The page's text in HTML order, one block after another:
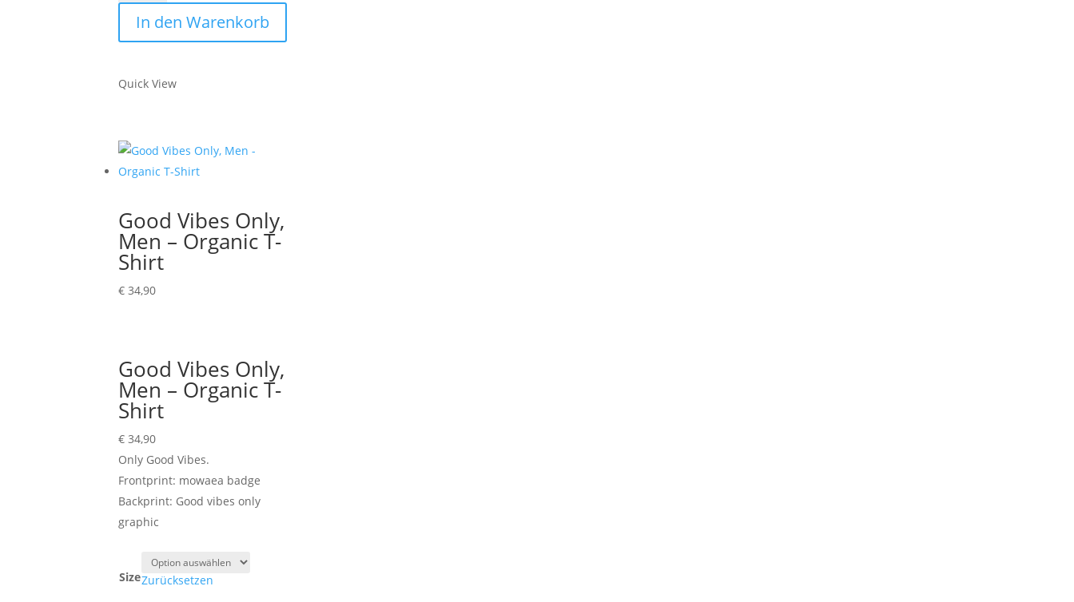
–
Organic
Menge
In den Warenkorb
Quick View
Good Vibes Only,
Men – Organic T-
Shirt
€ 34,90
Good Vibes Only,
Men – Organic T-
Shirt
€ 34,90
Only Good Vibes.
Frontprint: mowaea badge
Backprint: Good vibes only
graphic
SizeZurücksetzen